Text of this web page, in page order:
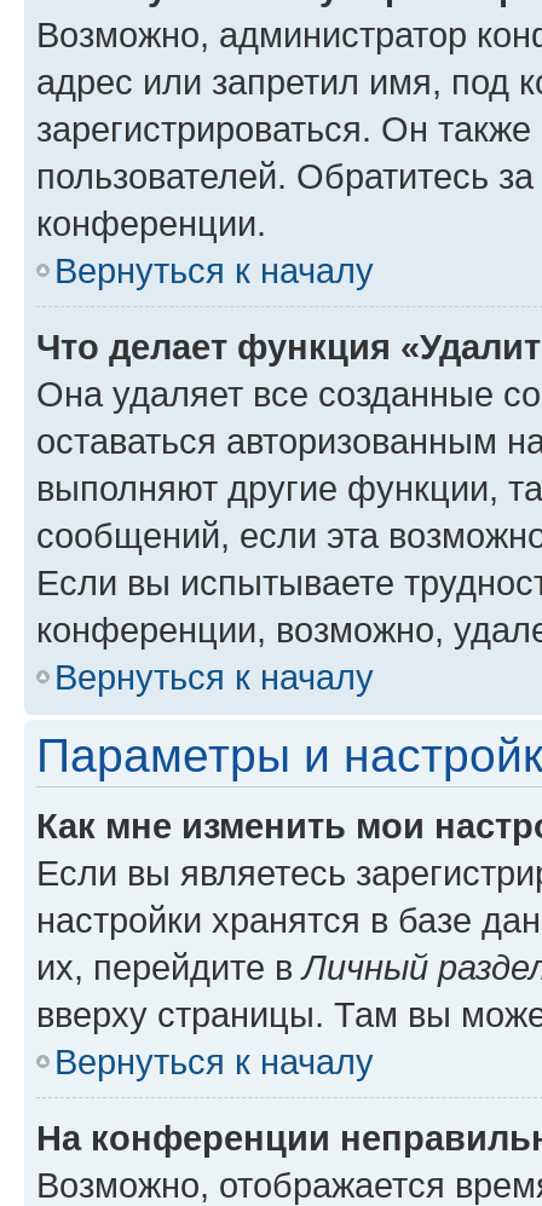
Возможно, администратор
адрес или запретил имя, под
зарегистрироваться. Он
пользователей. Обратитесь
конференции.
Вернуться к началу
Что делает функция
Она удаляет все созданные
оставаться авторизованным
выполняют другие функции,
сообщений, если эта
Если вы испытываете
конференции, возможно,
Вернуться к началу
Параметры и
Как мне изменить мои
Если вы являетесь
настройки хранятся в базе
их, перейдите вЛичный
вверху страницы. Там вы
Вернуться к началу
На конференции
Возможно, отображается